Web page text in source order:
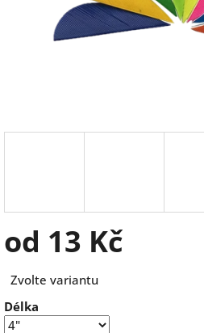
od 13 Kč
cena:
Zvolte variantu
Délka